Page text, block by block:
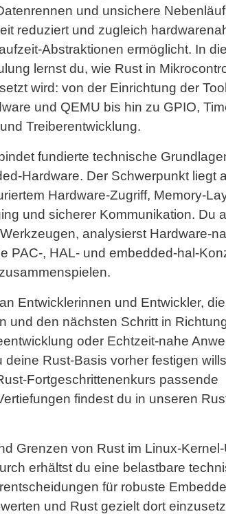
und unsichere
reduziert und zugleich
Abstraktionen ermöglicht. In
lernst du, wie Rust in
wird: von der Einrichtung der
und QEMU bis hin zu GPIO,
Treiberentwicklung.
fundierte technische
Hardware. Der Schwerpunkt liegt
Hardware-Zugriff, Memory-
und sicherer Kommunikation. Du
analysierst Hardware-
PAC-, HAL- und embedded-hal-
Entwicklerinnen und Entwickler,
und den nächsten Schritt in
oder Echtzeit-nahe
Rust-Basis vorher festigen
Fortgeschrittenenkurs passende
findest du in unseren
Grenzen von Rust im Linux-Kernel-
erhältst du eine belastbare
für robuste
und Rust gezielt dort